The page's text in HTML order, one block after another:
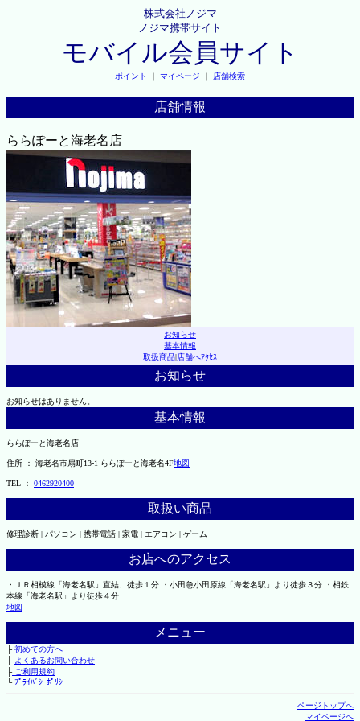
株式会社ノジマ
ノジマ携帯サイト
モバイル会員サイト
ポイント ｜ マイページ ｜ 店舗検索
店舗情報
ららぽーと海老名店
お知らせ
基本情報
取扱商品|店舗へｱｸｾｽ
お知らせ
お知らせはありません。
基本情報
ららぽーと海老名店
住所 ： 海老名市扇町13-1 ららぽーと海老名4F地図
TEL ： 0462920400
取扱い商品
修理診断 | パソコン | 携帯電話 | 家電 | エアコン | ゲーム
お店へのアクセス
・ＪＲ相模線「海老名駅」直結、徒歩１分 ・小田急小田原線「海老名駅」より徒歩３分 ・相鉄
本線「海老名駅」より徒歩４分
地図
メニュー
├初めての方へ
├ よくあるお問い合わせ
├ご利用規約
└ﾌﾟﾗｲﾊﾞｼｰﾎﾟﾘｼｰ
ページトップへ
マイページへ